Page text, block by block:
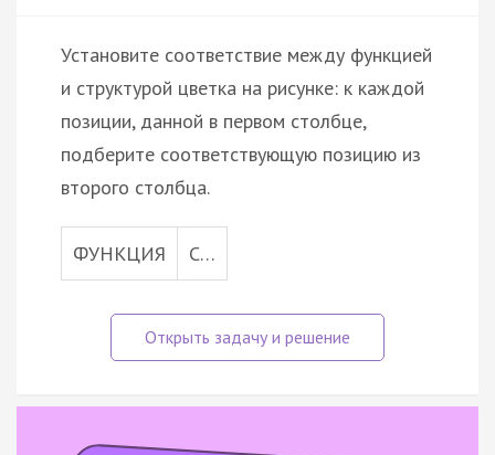
Установите соответствие между функцией
и структурой цветка на рисунке: к каждой
позиции, данной в первом столбце,
подберите соответствующую позицию из
второго столбца.
ФУНКЦИЯ С…